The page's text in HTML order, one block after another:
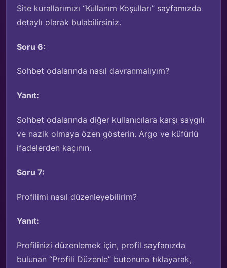
Site kurallarımızı “Kullanım Koşulları” sayfamızda
detaylı olarak bulabilirsiniz.
Soru 6:
Sohbet odalarında nasıl davranmalıyım?
Yanıt:
Sohbet odalarında diğer kullanıcılara karşı saygılı
ve nazik olmaya özen gösterin. Argo ve küfürlü
ifadelerden kaçının.
Soru 7:
Profilimi nasıl düzenleyebilirim?
Yanıt:
Profilinizi düzenlemek için, profil sayfanızda
bulunan “Profili Düzenle” butonuna tıklayarak,